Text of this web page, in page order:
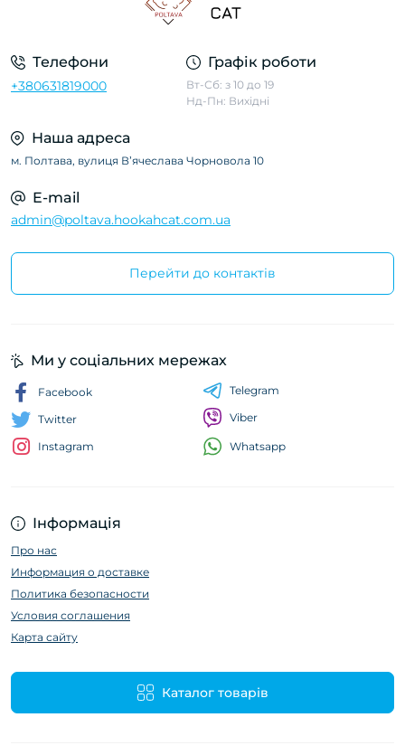
Телефони
+380631819000
Графік роботи
Вт-Сб: з 10 до 19
Нд-Пн: Вихідні
Наша адреса
м. Полтава, вулиця Вʼячеслава Чорновола 10
E-mail
admin@poltava.hookahcat.com.ua
Перейти до контактів
Інформація
Про нас
Информация о доставке
Политика безопасности
Условия соглашения
Карта сайту
Каталог товарів
Ми у соціальних мережах
Facebook
Twitter
Instagram
Telegram
Viber
Whatsapp